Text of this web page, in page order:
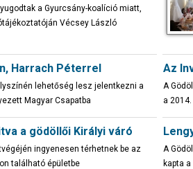
a Gyurcsány-koalíció miatt,
Vécsey László
Harrach Péterrel
lehetőség lesz jelentkezni a
Magyar Csapatba
Az
A
a
a gödöllői Királyi váró
ingyenesen térhetnek be az
található épületbe
A
kapta